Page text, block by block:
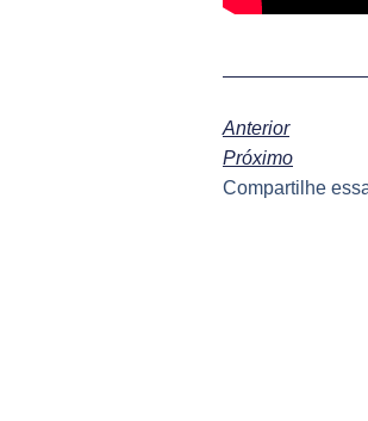
Anterior
Próximo
Compartilhe